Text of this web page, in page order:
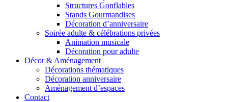
Structures Gonflables
Stands Gourmandises
Décoration d’anniversaire
Soirée adulte & célébrations privées
Animation musicale
Décoration pour adulte
Décor & Aménagement
Décorations thématiques
Décoration anniversaire
Aménagement d’espaces
Contact